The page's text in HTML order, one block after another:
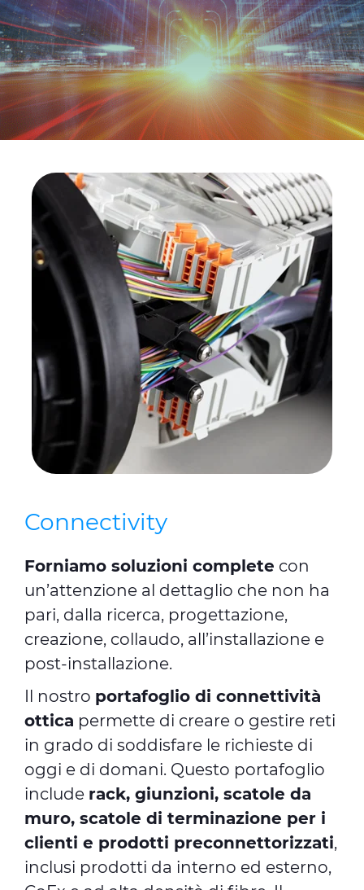
Investitori
Etica e Integrità
Innovazione
Sostenibilità
Media
CABLE APP
Connectivity
Forniamo soluzioni complete con
un’attenzione al dettaglio che non ha
pari, dalla ricerca, progettazione,
creazione, collaudo, all’installazione e
post-installazione.
Il nostro portafoglio di connettività
ottica permette di creare o gestire reti
in grado di soddisfare le richieste di
oggi e di domani. Questo portafoglio
include rack, giunzioni, scatole da
muro, scatole di terminazione per i
clienti e prodotti preconnettorizzati,
inclusi prodotti da interno ed esterno,